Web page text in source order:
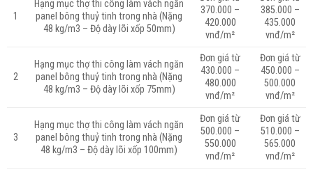
1
Hạng mục thợ thi công làm vách ngăn
panel bông thuỷ tinh trong nhà (Nặng
48 kg/m3 – Độ dày lõi xốp 50mm)
370.000 –
420.000
vnđ/m²
385.000 –
435.000
vnđ/m²
2
Hạng mục thợ thi công làm vách ngăn
panel bông thuỷ tinh trong nhà (Nặng
48 kg/m3 – Độ dày lõi xốp 75mm)
Đơn giá từ
430.000 –
480.000
vnđ/m²
Đơn giá từ
450.000 –
500.000
vnđ/m²
3
Hạng mục thợ thi công làm vách ngăn
panel bông thuỷ tinh trong nhà (Nặng
48 kg/m3 – Độ dày lõi xốp 100mm)
Đơn giá từ
500.000 –
550.000
vnđ/m²
Đơn giá từ
510.000 –
565.000
vnđ/m²